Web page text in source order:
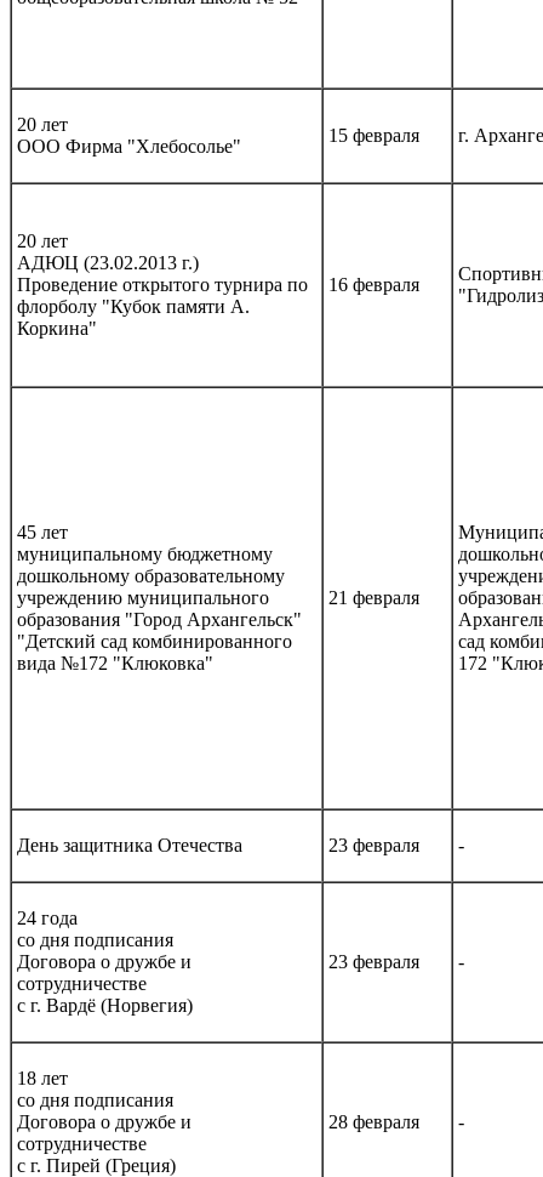
20 лет
ООО Фирма "Хлебосолье"
15 февраля г.
20 лет
АДЮЦ (23.02.2013 г.)
Проведение открытого турнира по
флорболу "Кубок памяти А.
Коркина"
16 февраля
45 лет
муниципальному бюджетному
дошкольному образовательному
учреждению муниципального
образования "Город Архангельск"
"Детский сад комбинированного
вида №172 "Клюковка"
21 февраля
сад
172
День защитника Отечества 23 февраля -
24 года
со дня подписания
Договора о дружбе и
сотрудничестве
с г. Вардё (Норвегия)
23 февраля -
18 лет
со дня подписания
Договора о дружбе и
сотрудничестве
с г. Пирей (Греция)
28 февраля -